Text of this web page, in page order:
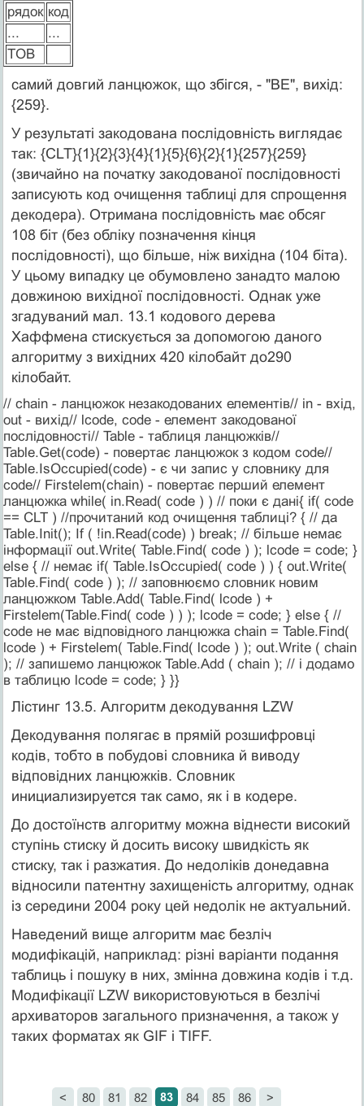
рядок код
...
...
TOB
самий довгий ланцюжок, що збігся, - "BE", вихід:
{259}.
У результаті закодована послідовність виглядає
так: {CLT}{1}{2}{3}{4}{1}{5}{6}{2}{1}{257}{259}
(звичайно на початку закодованої послідовності
записують код очищення таблиці для спрощення
декодера). Отримана послідовність має обсяг
108 біт (без обліку позначення кінця
послідовності), що більше, ніж вихідна (104 біта).
У цьому випадку це обумовлено занадто малою
довжиною вихідної послідовності. Однак уже
згадуваний мал. 13.1 кодового дерева
Хаффмена стискується за допомогою даного
алгоритму з вихідних 420 кілобайт до290
кілобайт.
// chain - ланцюжок незакодованих елементів// in - вхід,
out - вихід// lcode, code - елемент закодованої
послідовності// Table - таблиця ланцюжків//
Table.Get(code) - повертає ланцюжок з кодом code//
Table.IsOccupied(code) - є чи запис у словнику для
code// Firstelem(chain) - повертає перший елемент
ланцюжка while( in.Read( code ) ) // поки є дані{ if( code
== CLT ) //прочитаний код очищення таблиці? { // да
Table.Init(); If ( !in.Read(code) ) break; // більше немає
інформації out.Write( Table.Find( code ) ); lcode = code; }
else { // немає if( Table.IsOccupied( code ) ) { out.Write(
Table.Find( code ) ); // заповнюємо словник новим
ланцюжком Table.Add( Table.Find( lcode ) +
Firstelem(Table.Find( code ) ) ); lcode = code; } else { //
code не має відповідного ланцюжка chain = Table.Find(
lcode ) + Firstelem( Table.Find( lcode ) ); out.Write ( chain
); // запишемо ланцюжок Table.Add ( chain ); // і додамо
в таблицю lcode = code; } }}
Лістинг 13.5. Алгоритм декодування LZW
Декодування полягає в прямій розшифровці
кодів, тобто в побудові словника й виводу
відповідних ланцюжків. Словник
инициализируется так само, як і в кодере.
До достоїнств алгоритму можна віднести високий
ступінь стиску й досить високу швидкість як
стиску, так і разжатия. До недоліків донедавна
відносили патентну захищеність алгоритму, однак
із середини 2004 року цей недолік не актуальний.
Наведений вище алгоритм має безліч
модифікацій, наприклад: різні варіанти подання
таблиць і пошуку в них, змінна довжина кодів і т.д.
Модифікації LZW використовуються в безлічі
архиваторов загального призначення, а також у
таких форматах як GIF і TIFF.
< 80 81 82 83 84 85 86 >